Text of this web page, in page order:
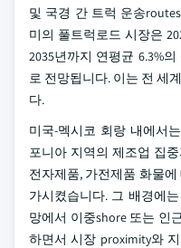
및 국경 간 트럭 운송
미의 풀트럭로드 시장은
2035년까지 연평균 6.3%
로 전망됩니다. 이는 전 세
다.
미국-멕시코 회랑 내에서
포니아 지역의 제조업 집
전자제품, 가전제품 화물
가시켰습니다. 그 배경에
망에서 이중shore 또는 인
하면서 시장 proximity와